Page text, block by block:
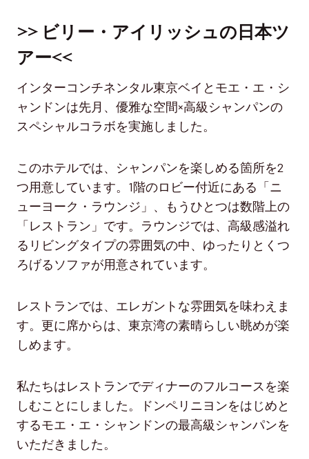
>> ビリー・アイリッシュの日本ツ
アー<<
インターコンチネンタル東京ベイとモエ・エ・シ
ャンドンは先月、優雅な空間×高級シャンパンの
スペシャルコラボを実施しました。
このホテルでは、シャンパンを楽しめる箇所を2
つ用意しています。1階のロビー付近にある「ニ
ューヨーク・ラウンジ」、もうひとつは数階上の
「レストラン」です。ラウンジでは、高級感溢れ
るリビングタイプの雰囲気の中、ゆったりとくつ
ろげるソファが用意されています。
レストランでは、エレガントな雰囲気を味わえま
す。更に席からは、東京湾の素晴らしい眺めが楽
しめます。
私たちはレストランでディナーのフルコースを楽
しむことにしました。ドンペリニヨンをはじめと
するモエ・エ・シャンドンの最高級シャンパンを
いただきました。